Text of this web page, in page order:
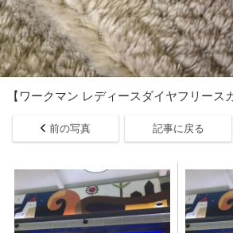
【ワークマン レディースダイヤフリース
前の写真 記事に戻る